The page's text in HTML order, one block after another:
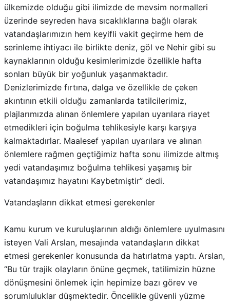
ülkemizde olduğu gibi ilimizde de mevsim normalleri
üzerinde seyreden hava sıcaklıklarına bağlı olarak
vatandaşlarımızın hem keyifli vakit geçirme hem de
serinleme ihtiyacı ile birlikte deniz, göl ve Nehir gibi su
kaynaklarının olduğu kesimlerimizde özellikle hafta
sonları büyük bir yoğunluk yaşanmaktadır.
Denizlerimizde fırtına, dalga ve özellikle de çeken
akıntının etkili olduğu zamanlarda tatilcilerimiz,
plajlarımızda alınan önlemlere yapılan uyarılara riayet
etmedikleri için boğulma tehlikesiyle karşı karşıya
kalmaktadırlar. Maalesef yapılan uyarılara ve alınan
önlemlere rağmen geçtiğimiz hafta sonu ilimizde altmış
yedi vatandaşımız boğulma tehlikesi yaşamış bir
vatandaşımız hayatını Kaybetmiştir” dedi.
Vatandaşların dikkat etmesi gerekenler
Kamu kurum ve kuruluşlarının aldığı önlemlere uyulmasını
isteyen Vali Arslan, mesajında vatandaşların dikkat
etmesi gerekenler konusunda da hatırlatma yaptı. Arslan,
“Bu tür trajik olayların önüne geçmek, tatilimizin hüzne
dönüşmesini önlemek için hepimize bazı görev ve
sorumluluklar düşmektedir. Öncelikle güvenli yüzme